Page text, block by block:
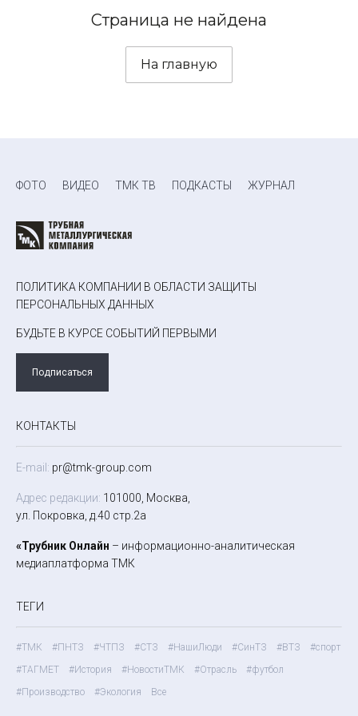
Страница не найдена
На главную
ФОТО ВИДЕО ТМК ТВ ПОДКАСТЫ ЖУРНАЛ
ПОЛИТИКА КОМПАНИИ В ОБЛАСТИ ЗАЩИТЫ
ПЕРСОНАЛЬНЫХ ДАННЫХ
БУДЬТЕ В КУРСЕ СОБЫТИЙ ПЕРВЫМИ
Подписаться
КОНТАКТЫ
E-mail: pr@tmk-group.com
Адрес редакции: 101000, Москва,
ул. Покровка, д.40 стр.2а
«Трубник Онлайн – информационно-аналитическая
медиаплатформа ТМК
ТЕГИ
#ТМК #ПНТЗ #ЧТПЗ #СТЗ #НашиЛюди #СинТЗ #ВТЗ
#спорт
#ТАГМЕТ
#История #НовостиТМК #Отрасль
#футбол
#Производство
#Экология Все